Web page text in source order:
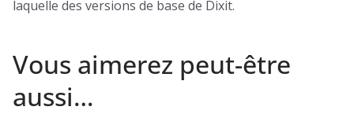
laquelle des versions de base de Dixit.
Vous aimerez peut-être
aussi…